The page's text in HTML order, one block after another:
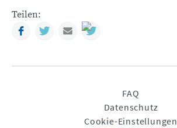
Teilen:
FacebookTwitterMail
FAQ
Datenschutz
Cookie-Einstellungen